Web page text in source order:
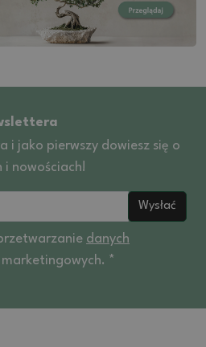
i jako pierwszy dowiesz się o
i nowościach!
Wysłać
danych
*